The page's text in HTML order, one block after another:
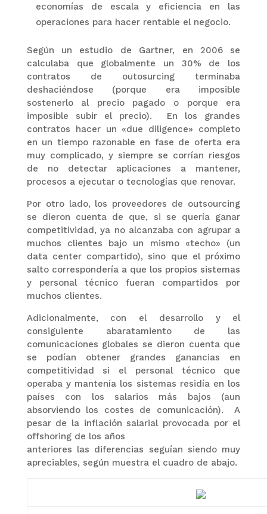
economías de escala y eficiencia en las
operaciones para hacer rentable el negocio.
Según un estudio de Gartner, en 2006 se
calculaba que globalmente un 30% de los
contratos de outosurcing terminaba
deshaciéndose (porque era imposible
sostenerlo al precio pagado o porque era
imposible subir el precio). En los grandes
contratos hacer un «due diligence» completo
en un tiempo razonable en fase de oferta era
muy complicado, y siempre se corrían riesgos
de no detectar aplicaciones a mantener,
procesos a ejecutar o tecnologías que renovar.
Por otro lado, los proveedores de outsourcing
se dieron cuenta de que, si se quería ganar
competitividad, ya no alcanzaba con agrupar a
muchos clientes bajo un mismo «techo» (un
data center compartido), sino que el próximo
salto correspondería a que los propios sistemas
y personal técnico fueran compartidos por
muchos clientes.
Adicionalmente, con el desarrollo y el
consiguiente abaratamiento de las
comunicaciones globales se dieron cuenta que
se podían obtener grandes ganancias en
competitividad si el personal técnico que
operaba y mantenía los sistemas residía en los
países con los salarios más bajos (aun
absorviendo los costes de comunicación). A
pesar de la inflación salarial provocada por el
offshoring de los años
anteriores las diferencias seguían siendo muy
apreciables, según muestra el cuadro de abajo.